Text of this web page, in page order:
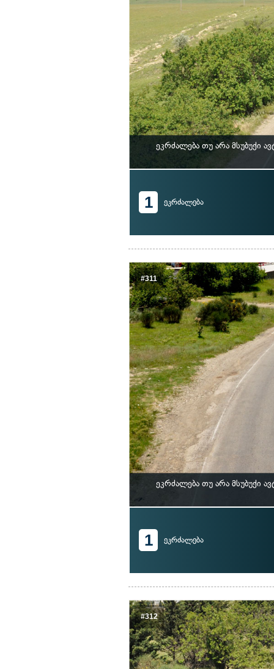
ეკრძალება თუ არა მსუბუქი
1 ეკრძალება
#311
ეკრძალება თუ არა მსუბუქი
1 ეკრძალება
#312